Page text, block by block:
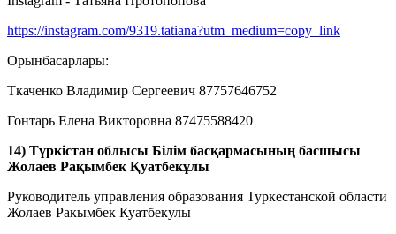
https://instagram.com/9319.tatiana?utm_medium=copy_link
Орынбасарлары:
Ткаченко Владимир Сергеевич 87757646752
Гонтарь Елена Викторовна 87475588420
14) Түркістан облысы Білім басқармасының басшысы
Жолаев Рақымбек Қуатбекұлы
Руководитель управления образования Туркестанской области
Жолаев Ракымбек Куатбекулы